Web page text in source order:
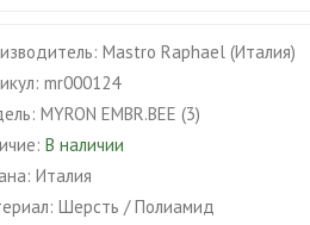
Mastro Raphael (Италия)
mr000124
MYRON EMBR.BEE (3)
В наличии
Италия
Шерсть / Полиамид